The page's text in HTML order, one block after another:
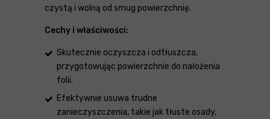
czystą i wolną od smug powierzchnię.
Cechy i właściwości:
Skutecznie oczyszcza i odtłuszcza,
przygotowując powierzchnie do nałożenia
folii.
Efektywnie usuwa trudne
zanieczyszczenia, takie jak tłuste osady,